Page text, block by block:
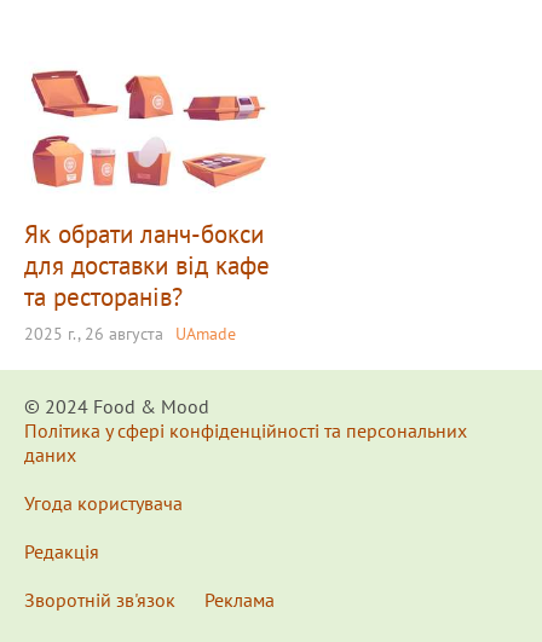
Як обрати ланч-бокси
для доставки від кафе
та ресторанів?
2025 г., 26 августа UAmade
© 2024 Food & Мood
Політика у сфері конфіденційності та персональних
даних
Угода користувача
Редакція
Зворотній зв'язок
Реклама